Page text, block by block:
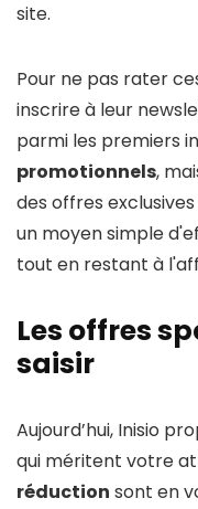
site.
Pour ne pas rater
inscrire à leur
parmi les premiers
promotionnels,
des offres
un moyen simple
tout en restant à
Les offres
saisir
Aujourd’hui, Inisio
qui méritent votre
réduction sont en